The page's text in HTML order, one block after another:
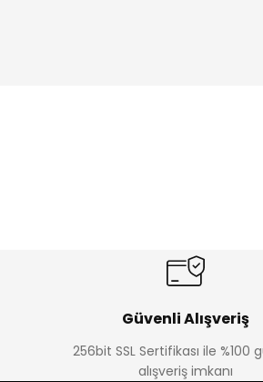
Güvenli Alışveriş
256bit SSL Sertifikası ile %100
alışveriş imkanı